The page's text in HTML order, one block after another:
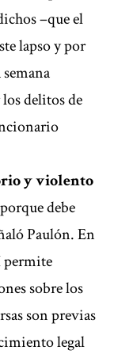
–que el
lapso y por
delitos de
y violento
debe
Paulón. En
permite
sobre los
son previas
legal